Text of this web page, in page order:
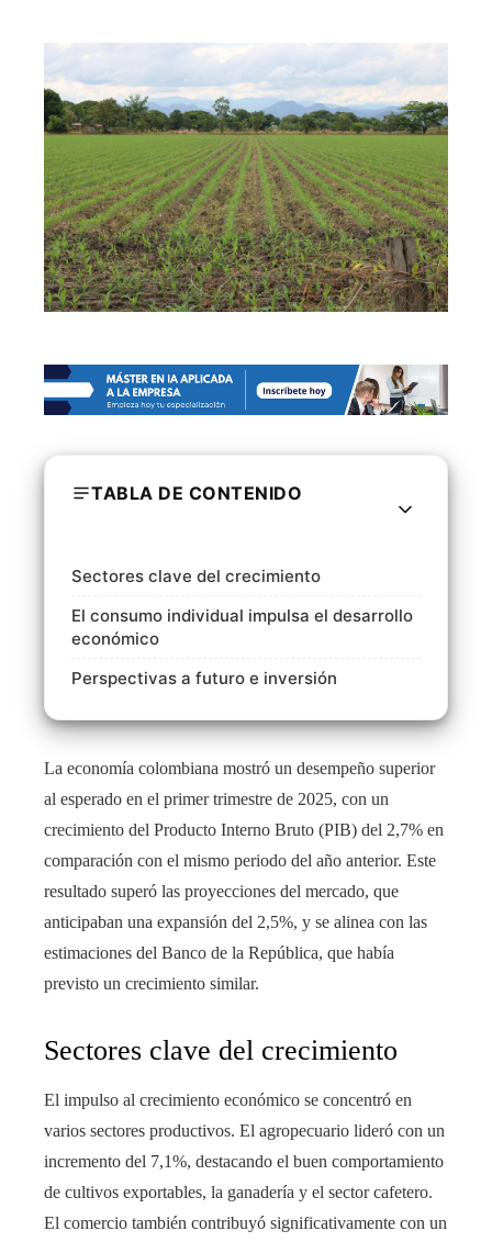
TABLA DE CONTENIDO
Sectores clave del crecimiento
El consumo individual impulsa el desarrollo
económico
Perspectivas a futuro e inversión
La economía colombiana mostró un desempeño superior
al esperado en el primer trimestre de 2025, con un
crecimiento del Producto Interno Bruto (PIB) del 2,7% en
comparación con el mismo periodo del año anterior. Este
resultado superó las proyecciones del mercado, que
anticipaban una expansión del 2,5%, y se alinea con las
estimaciones del Banco de la República, que había
previsto un crecimiento similar.
Sectores clave del crecimiento
El impulso al crecimiento económico se concentró en
varios sectores productivos. El agropecuario lideró con un
incremento del 7,1%, destacando el buen comportamiento
de cultivos exportables, la ganadería y el sector cafetero.
El comercio también contribuyó significativamente con un